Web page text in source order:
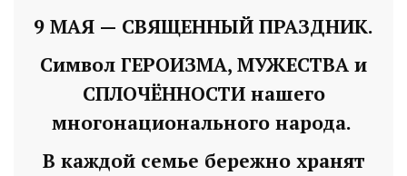
9 МАЯ — СВЯЩЕННЫЙ ПРАЗДНИК.
Символ ГЕРОИЗМА, МУЖЕСТВА и
СПЛОЧЁННОСТИ нашего
многонационального народа.
В каждой семье бережно хранят